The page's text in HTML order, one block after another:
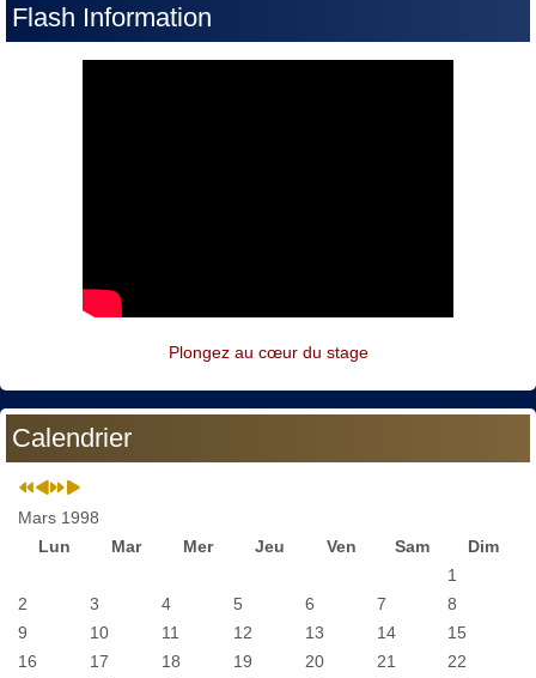
Flash Information
Plongez au cœur du stage
Calendrier
Mars 1998
Lun
Mar Mer Jeu Ven Sam
Dim
1
2
3 4 5 6 7
8
9
10 11 12 13 14
15
16
17 18 19 20 21
22